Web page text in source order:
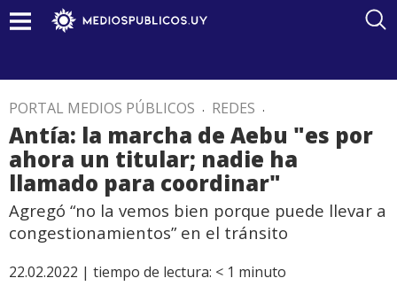
PORTAL MEDIOS PÚBLICOS . REDES .
Antía: la marcha de Aebu "es por
ahora un titular; nadie ha
llamado para coordinar"
Agregó “no la vemos bien porque puede llevar a
congestionamientos” en el tránsito
22.02.2022 | tiempo de lectura: < 1 minuto